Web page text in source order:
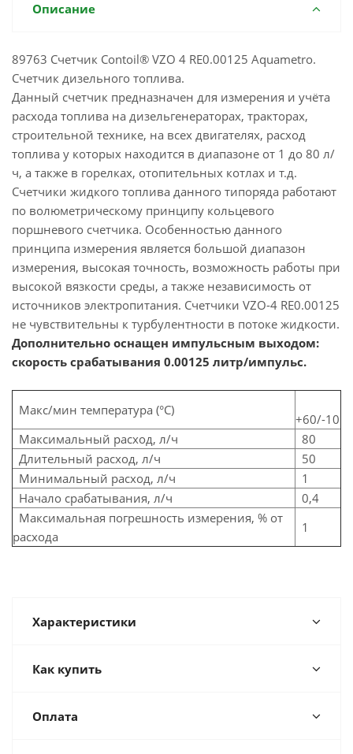
Описание
89763 Счетчик Contoil® VZO 4 RE0.00125 Aquametro.
Счетчик дизельного топлива.
Данный счетчик предназначен для измерения и учёта
расхода топлива на дизельгенераторах, тракторах,
строительной технике, на всех двигателях, расход
топлива у которых находится в диапазоне от 1 до 80 л/
ч, а также в горелках, отопительных котлах и т.д.
Счетчики жидкого топлива данного типоряда работают
по волюметрическому принципу кольцевого
поршневого счетчика. Особенностью данного
принципа измерения является большой диапазон
измерения, высокая точность, возможность работы при
высокой вязкости среды, а также независимость от
источников электропитания. Cчетчики VZO-4 RE0.00125
не чувствительны к турбулентности в потоке жидкости.
Дополнительно оснащен импульсным выходом:
скорость срабатывания 0.00125 литр/импульс.
Макс/мин температура (°С)
+60/-10
Максимальный расход, л/ч
80
Длительный расход, л/ч
50
Минимальный расход, л/ч
1
Начало срабатывания, л/ч
0,4
Максимальная погрешность измерения, % от
расхода
1
Характеристики
Как купить
Оплата